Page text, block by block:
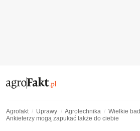
Agrofakt Uprawy Agrotechnika
Wielkie
Ankieterzy mogą zapukać także do ciebie